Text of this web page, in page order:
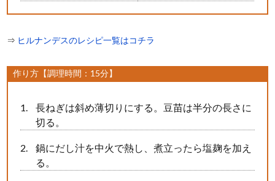
⇒ ヒルナンデスのレシピ一覧はコチラ
作り方【調理時間：15分】
長ねぎは斜め薄切りにする。豆苗は半分の長さに
切る。
鍋にだし汁を中火で熱し、煮立ったら塩麹を加え
る。